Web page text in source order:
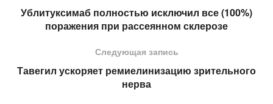
Ублитуксимаб полностью исключил все (100%)
поражения при рассеянном склерозе
Следующая запись
Тавегил ускоряет ремиелинизацию зрительного
нерва